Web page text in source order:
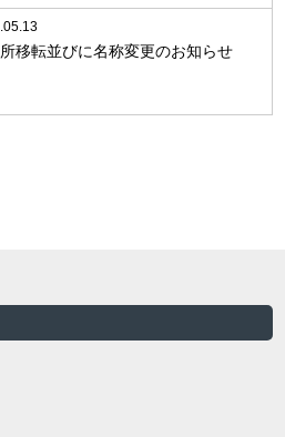
移転並びに名称変更のお知らせ